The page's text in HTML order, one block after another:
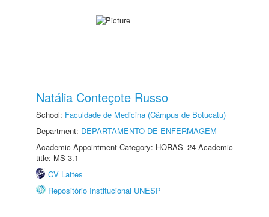
Natália Conteçote Russo
School: Faculdade de Medicina (Câmpus de Botucatu)
Department: DEPARTAMENTO DE ENFERMAGEM
Academic Appointment Category: HORAS_24 Academic
title: MS-3.1
CV Lattes
Repositório Institucional UNESP